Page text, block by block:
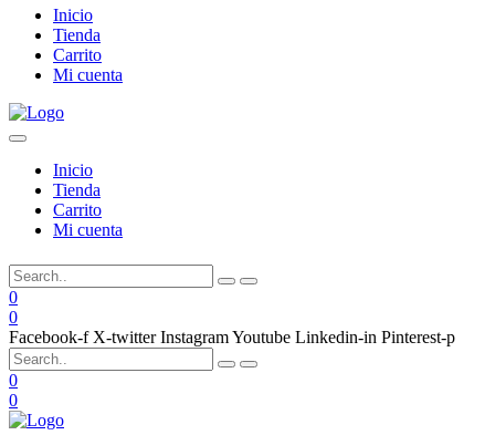
Inicio
Tienda
Carrito
Mi cuenta
Inicio
Tienda
Carrito
Mi cuenta
0
0
Facebook-f X-twitter InstagramYoutube Linkedin-in Pinterest-p
0
0